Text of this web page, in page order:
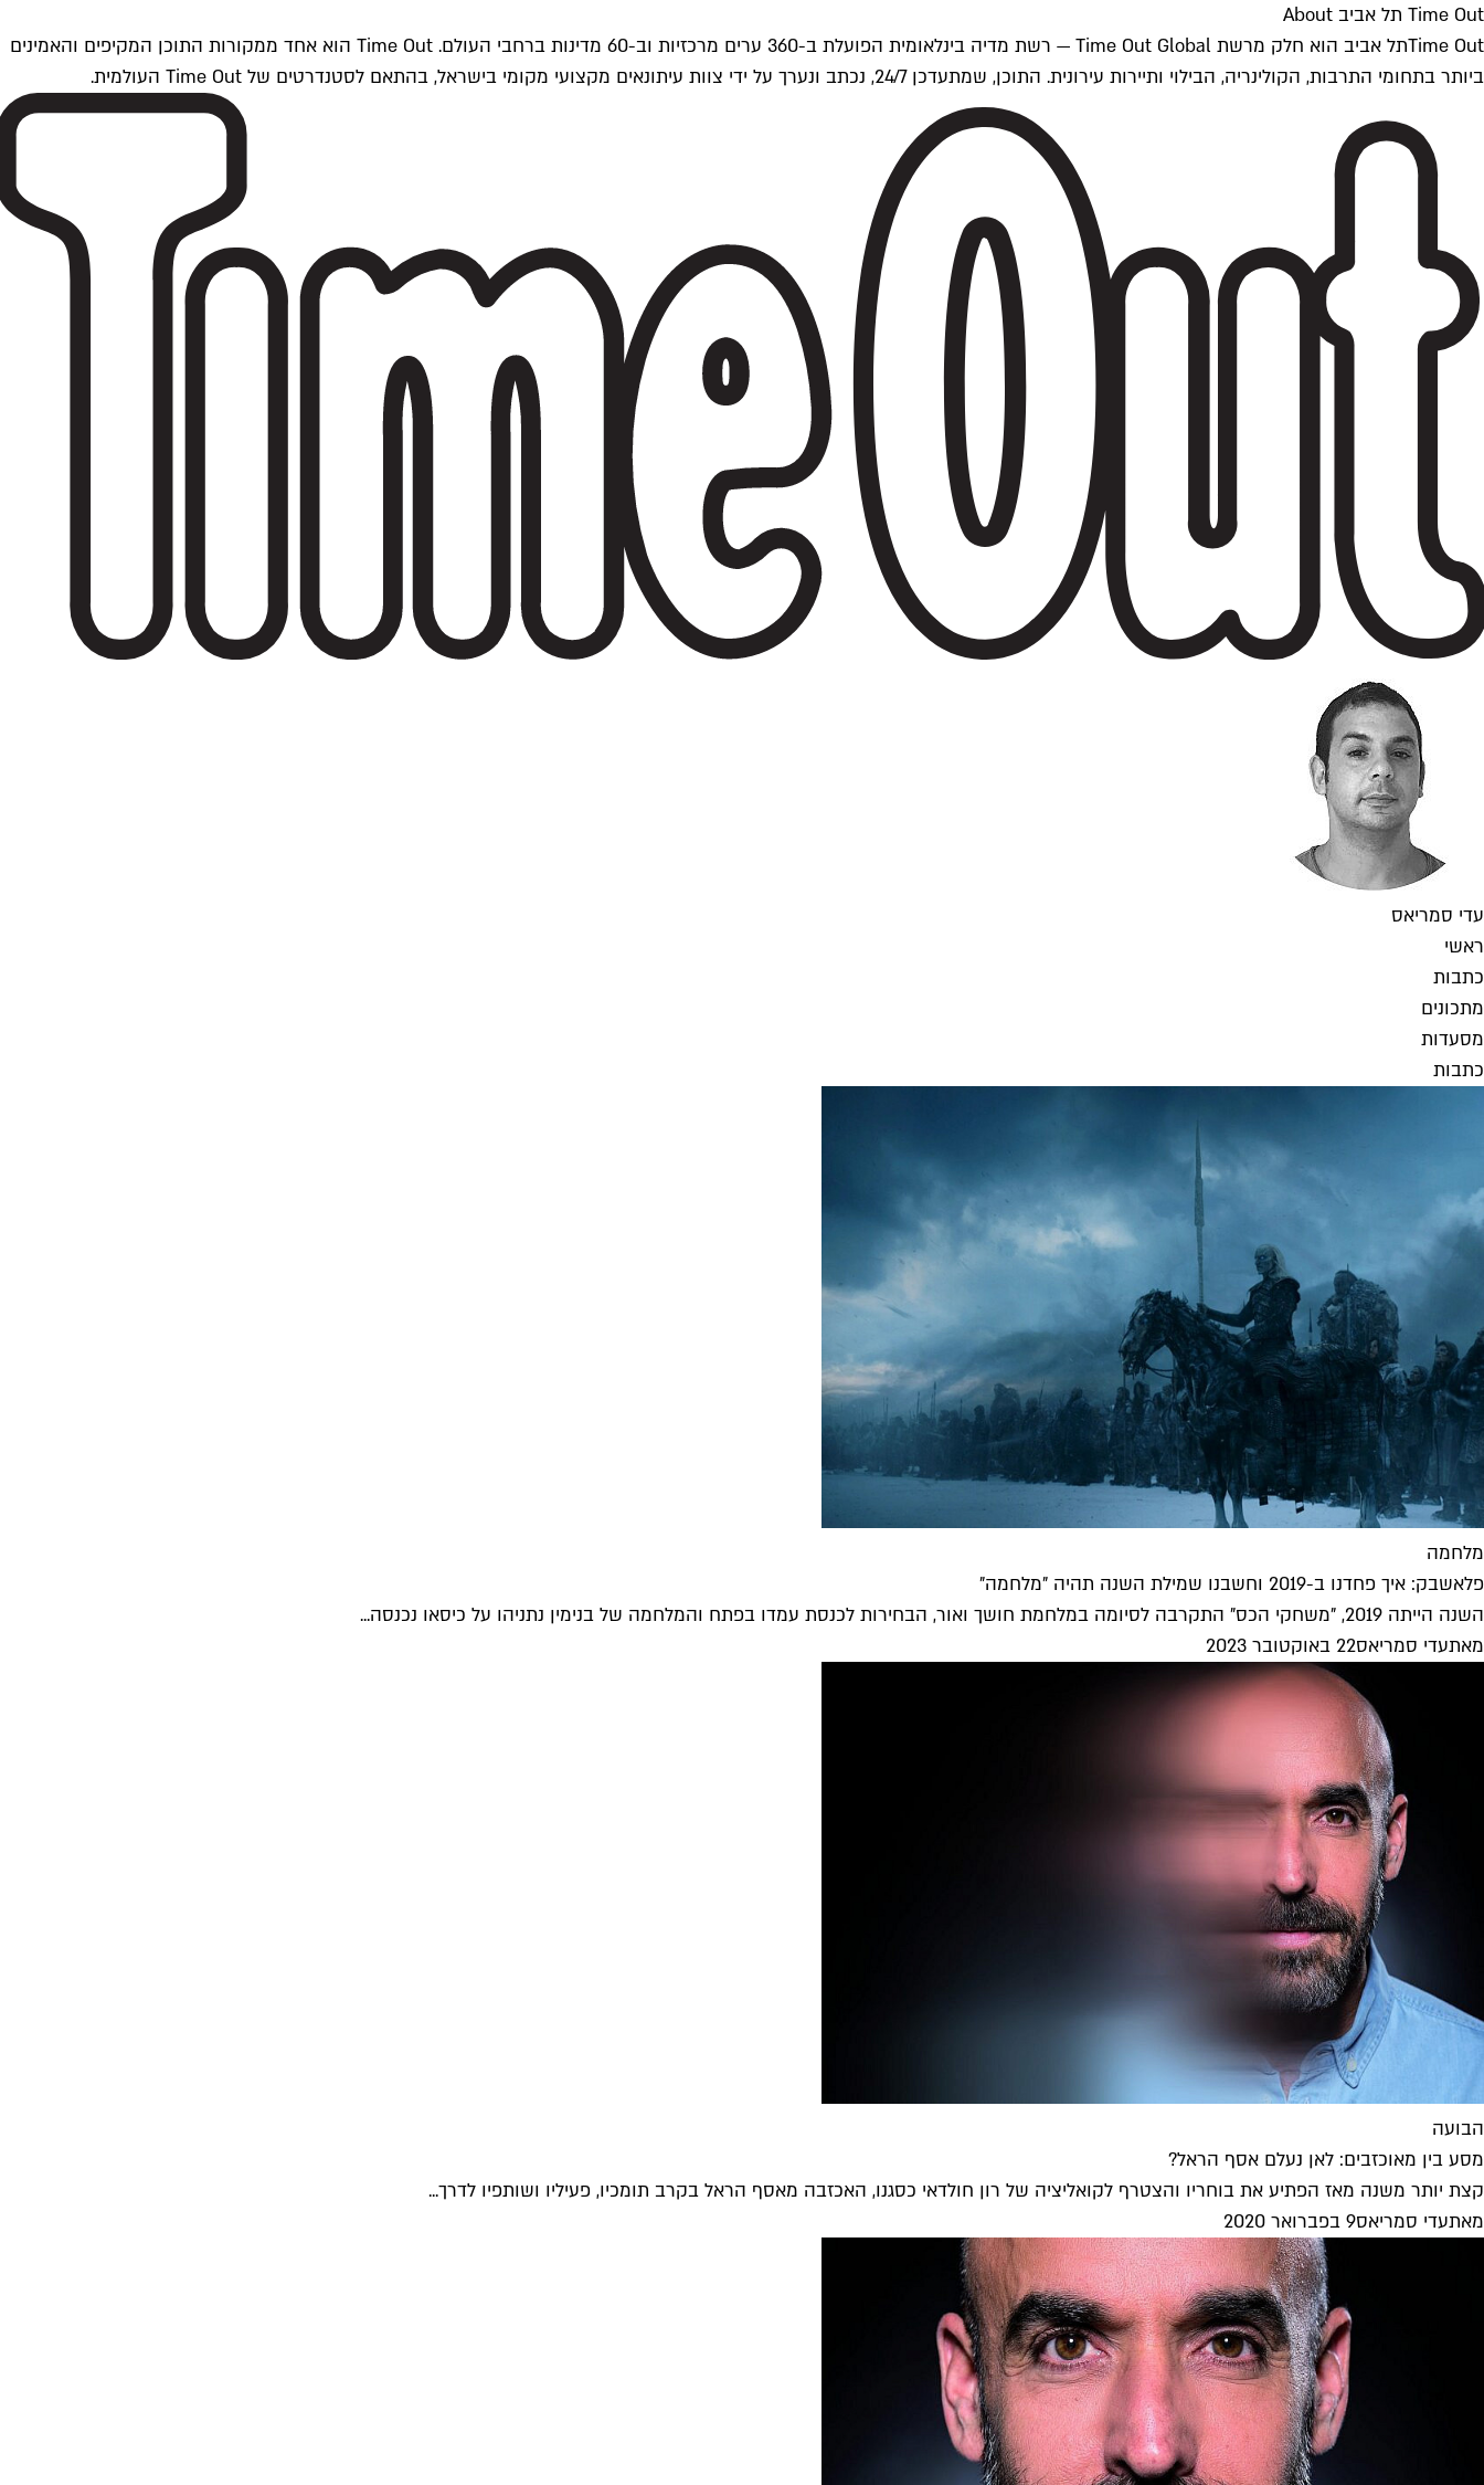
Time Out תל אביב About
Time Outתל אביב הוא חלק מרשת Time Out Global — רשת מדיה בינלאומית הפועלת ב-360 ערים מרכזיות וב-60 מדינות ברחבי העולם. Time Out הוא אחד ממקורות התוכן המקיפים והאמינים
ביותר בתחומי התרבות, הקולינריה, הבילוי ותיירות עירונית. התוכן, שמתעדכן 24/7, נכתב ונערך על ידי צוות עיתונאים מקצועי מקומי בישראל, בהתאם לסטנדרטים של Time Out העולמית.
עדי סמריאס
ראשי
כתבות
מתכונים
מסעדות
כתבות
מלחמה
פלאשבק: איך פחדנו ב-2019 וחשבנו שמילת השנה תהיה "מלחמה"
השנה הייתה 2019, "משחקי הכס" התקרבה לסיומה במלחמת חושך ואור, הבחירות לכנסת עמדו בפתח והמלחמה של בנימין נתניהו על כיסאו נכנסה...
מאתעדי סמריאס22 באוקטובר 2023
הבועה
מסע בין מאוכזבים: לאן נעלם אסף הראל?
קצת יותר משנה מאז הפתיע את בוחריו והצטרף לקואליציה של רון חולדאי כסגנו, האכזבה מאסף הראל בקרב תומכיו, פעיליו ושותפיו לדרך...
מאתעדי סמריאס9 בפברואר 2020